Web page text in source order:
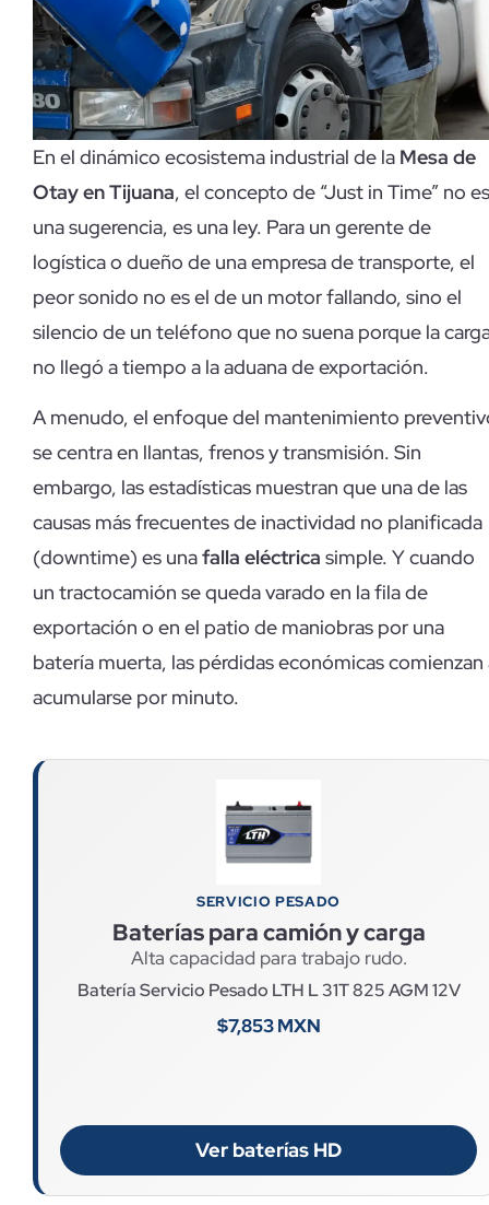
En el dinámico ecosistema industrial de la Mesa de
Otay en Tijuana, el concepto de “Just in Time” no es
una sugerencia, es una ley. Para un gerente de
logística o dueño de una empresa de transporte, el
peor sonido no es el de un motor fallando, sino el
silencio de un teléfono que no suena porque la
no llegó a tiempo a la aduana de exportación.
A menudo, el enfoque del mantenimiento
se centra en llantas, frenos y transmisión. Sin
embargo, las estadísticas muestran que una de las
causas más frecuentes de inactividad no planificada
(downtime) es unafalla eléctrica simple. Y cuando
un tractocamión se queda varado en la fila de
exportación o en el patio de maniobras por una
batería muerta, las pérdidas económicas comienzan
acumularse por minuto.
SERVICIO PESADO
Baterías para camión y carga
Alta capacidad para trabajo rudo.
Batería Servicio Pesado LTH L 31T 825 AGM 12V
$7,853 MXN
Ver baterías HD